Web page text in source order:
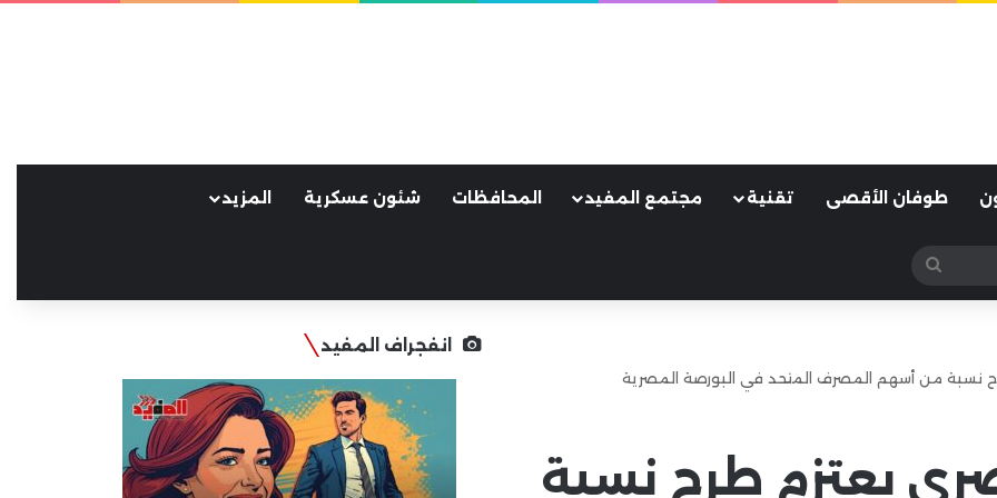
طوفان الأقصى تقنية مجتمع المفيد المحافظات شئون عسكرية المزيد
بحث
عن
نسبة من أسهم المصرف المتحد في البورصة المصرية
يعتزم طرح نسبة
انفجراف المفيد